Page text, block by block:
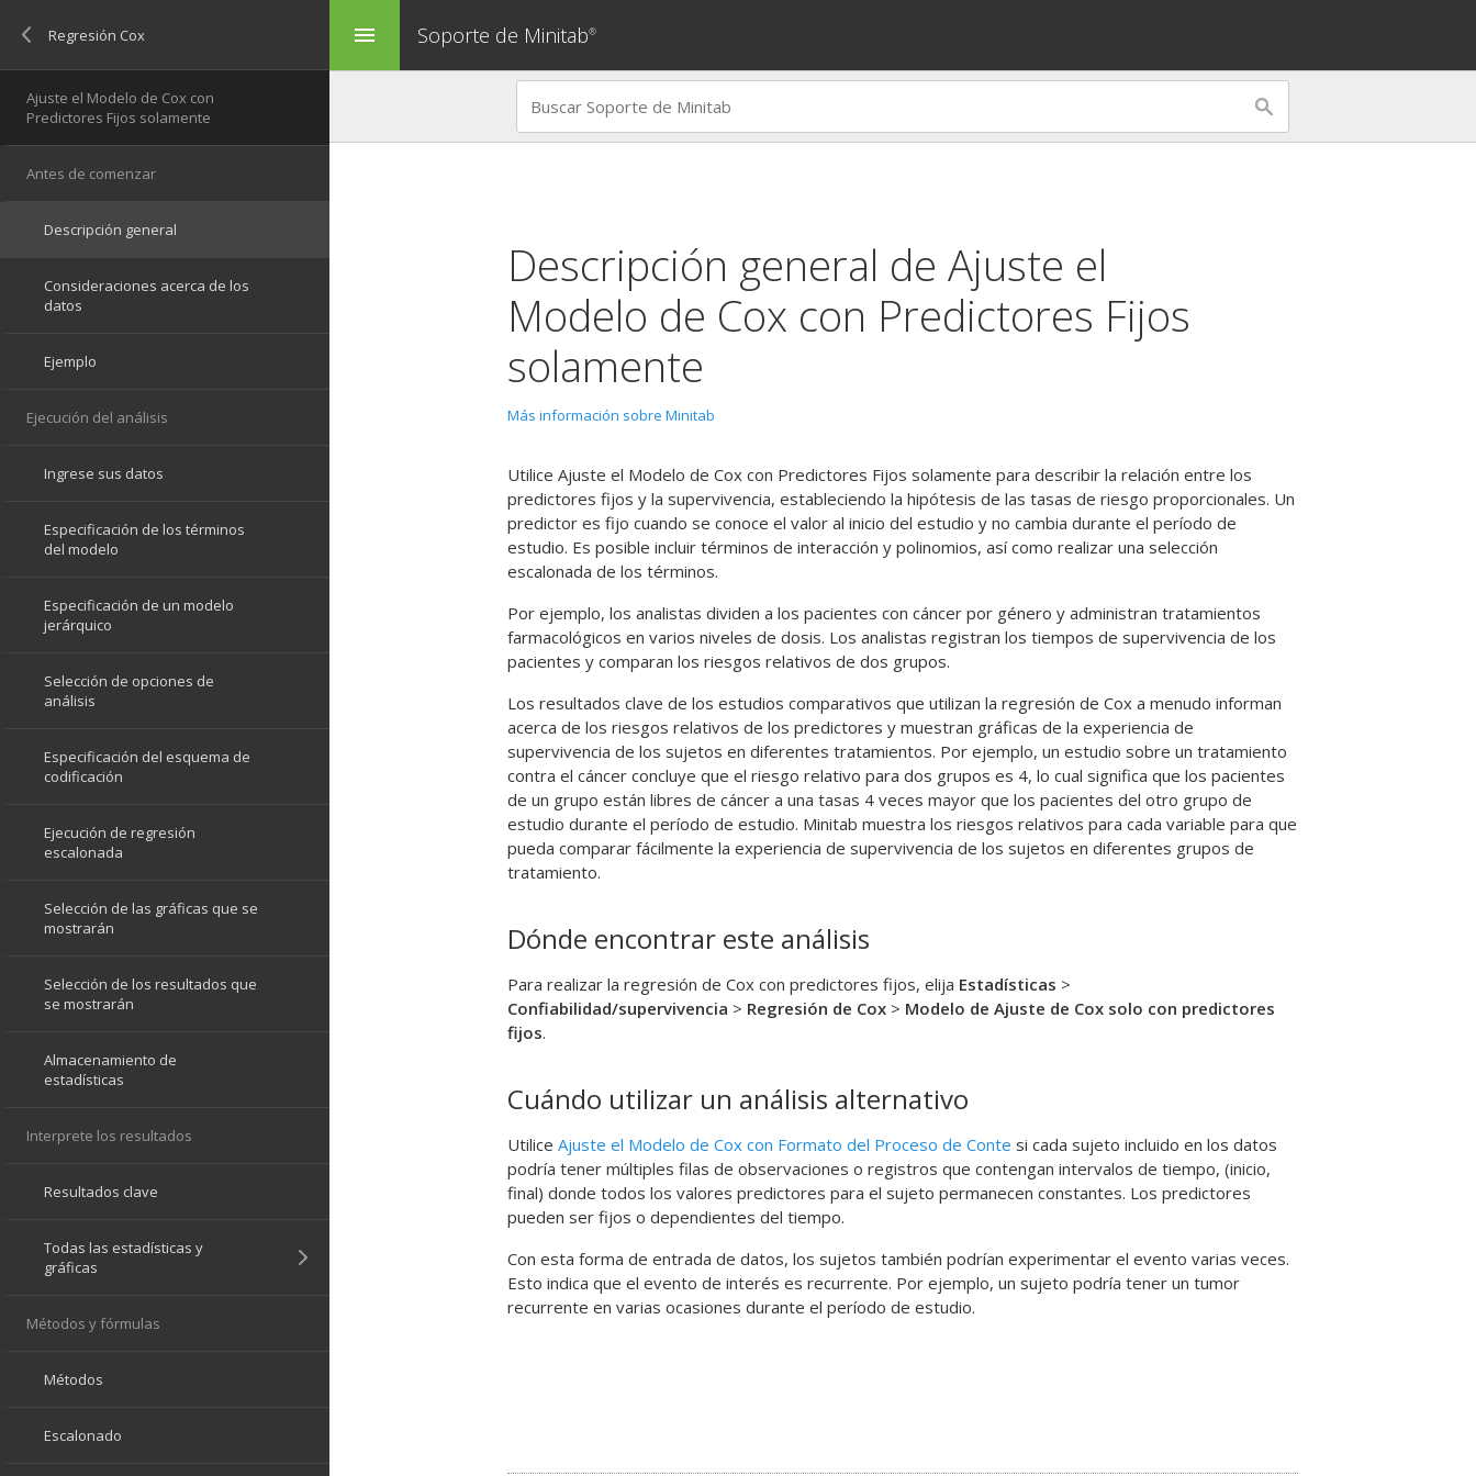
menu Soporte de Minitab®
Descripción general de Ajuste el
Modelo de Cox con Predictores Fijos
solamente
Más información sobre Minitab
Utilice Ajuste el Modelo de Cox con Predictores Fijos solamente para describir la relación entre los
predictores fijos y la supervivencia, estableciendo la hipótesis de las tasas de riesgo proporcionales. Un
predictor es fijo cuando se conoce el valor al inicio del estudio y no cambia durante el período de
estudio. Es posible incluir términos de interacción y polinomios, así como realizar una selección
escalonada de los términos.
Por ejemplo, los analistas dividen a los pacientes con cáncer por género y administran tratamientos
farmacológicos en varios niveles de dosis. Los analistas registran los tiempos de supervivencia de los
pacientes y comparan los riesgos relativos de dos grupos.
Los resultados clave de los estudios comparativos que utilizan la regresión de Cox a menudo informan
acerca de los riesgos relativos de los predictores y muestran gráficas de la experiencia de
supervivencia de los sujetos en diferentes tratamientos. Por ejemplo, un estudio sobre un tratamiento
contra el cáncer concluye que el riesgo relativo para dos grupos es 4, lo cual significa que los pacientes
de un grupo están libres de cáncer a una tasas 4 veces mayor que los pacientes del otro grupo de
estudio durante el período de estudio. Minitab muestra los riesgos relativos para cada variable para que
pueda comparar fácilmente la experiencia de supervivencia de los sujetos en diferentes grupos de
tratamiento.
Dónde encontrar este análisis
Para realizar la regresión de Cox con predictores fijos, elija Estadísticas >
Confiabilidad/supervivencia > Regresión de Cox > Modelo de Ajuste de Cox solo con predictores
fijos.
Cuándo utilizar un análisis alternativo
Utilice Ajuste el Modelo de Cox con Formato del Proceso de Conte si cada sujeto incluido en los datos
podría tener múltiples filas de observaciones o registros que contengan intervalos de tiempo, (inicio,
final) donde todos los valores predictores para el sujeto permanecen constantes. Los predictores
pueden ser fijos o dependientes del tiempo.
Con esta forma de entrada de datos, los sujetos también podrían experimentar el evento varias veces.
Esto indica que el evento de interés es recurrente. Por ejemplo, un sujeto podría tener un tumor
recurrente en varias ocasiones durante el período de estudio.